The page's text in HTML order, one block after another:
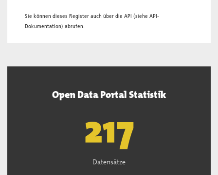
Sie können dieses Register auch über die API (siehe API-
Dokumentation) abrufen.
Open Data Portal Statistik
219
Datensätze